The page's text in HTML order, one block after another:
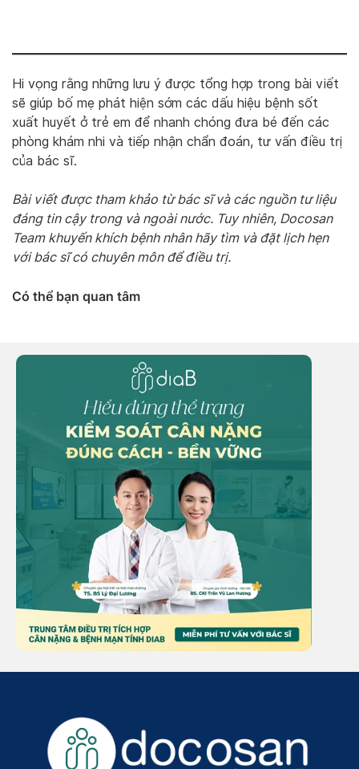
Hi vọng rằng những lưu ý được tổng hợp trong bài viết
sẽ giúp bố mẹ phát hiện sớm các dấu hiệu bệnh sốt
xuất huyết ở trẻ em để nhanh chóng đưa bé đến các
phòng khám nhi và tiếp nhận chẩn đoán, tư vấn điều trị
của bác sĩ.
Bài viết được tham khảo từ bác sĩ và các nguồn tư liệu
đáng tin cậy trong và ngoài nước. Tuy nhiên, Docosan
Team khuyến khích bệnh nhân hãy tìm và đặt lịch hẹn
với bác sĩ có chuyên môn để điều trị.
Có thể bạn quan tâm